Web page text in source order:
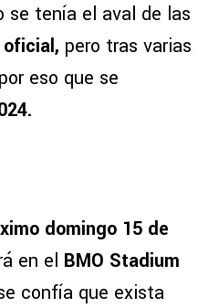
se tenía el aval de las
pero tras varias
eso que se
domingo 15 de
en el BMO Stadium
confía que exista